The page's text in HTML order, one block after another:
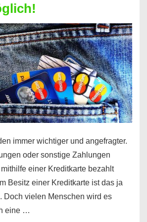
immer wichtiger und angefragter.
oder sonstige Zahlungen
einer Kreditkarte bezahlt
Besitz einer Kreditkarte ist das ja
Doch vielen Menschen wird es
eine …